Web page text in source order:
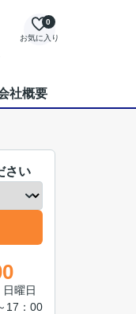
お気に入り
0
社概要
さい
曜日
17：00